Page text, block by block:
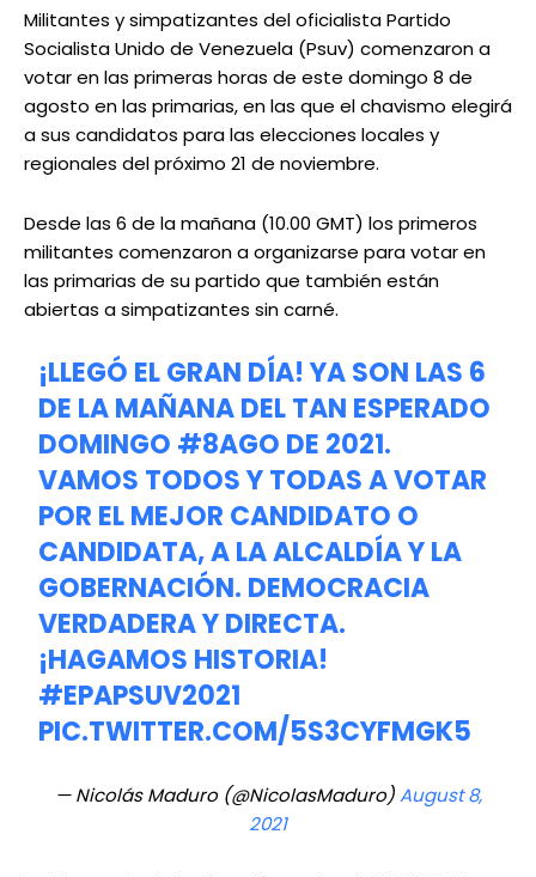
Militantes y simpatizantes del oficialista Partido
Socialista Unido de Venezuela (Psuv) comenzaron a
votar en las primeras horas de este domingo 8 de
agosto en las primarias, en las que el chavismo elegirá
a sus candidatos para las elecciones locales y
regionales del próximo 21 de noviembre.
Desde las 6 de la mañana (10.00 GMT) los primeros
militantes comenzaron a organizarse para votar en
las primarias de su partido que también están
abiertas a simpatizantes sin carné.
¡LLEGÓ EL GRAN DÍA! YA SON LAS 6
DE LA MAÑANA DEL TAN ESPERADO
DOMINGO #8AGO DE 2021.
VAMOS TODOS Y TODAS A VOTAR
POR EL MEJOR CANDIDATO O
CANDIDATA, A LA ALCALDÍA Y LA
GOBERNACIÓN. DEMOCRACIA
VERDADERA Y DIRECTA.
¡HAGAMOS HISTORIA!
#EPAPSUV2021
PIC.TWITTER.COM/5S3CYFMGK5
— Nicolás Maduro (@NicolasMaduro)August 8,
2021